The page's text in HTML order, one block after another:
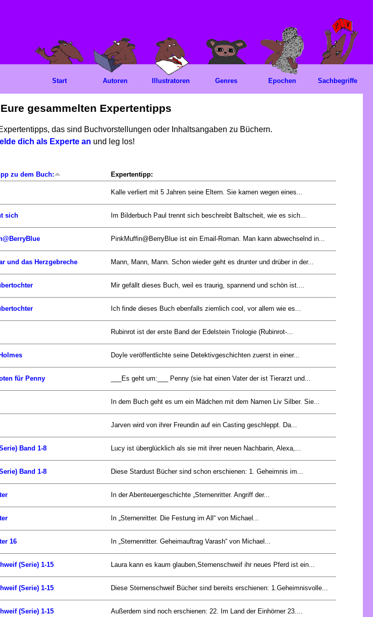
Eure gesammelten Expertentipps
das sind Buchvorstellungen oder Inhaltsangaben zu Büchern.
dich als Experte an und leg los!
zu dem Buch: Expertentipp:
Kalle verliert mit 5 Jahren seine Eltern. Sie kamen wegen eines...
sich Im Bilderbuch Paul trennt sich beschreibt Baltscheit, wie es sich...
PinkMuffin@BerryBlue ist ein Email-Roman. Man kann abwechselnd in...
und das Herzgebreche Mann, Mann, Mann. Schon wieder geht es drunter und drüber in der...
Mir gefällt dieses Buch, weil es traurig, spannend und schön ist....
Ich finde dieses Buch ebenfalls ziemlich cool, vor allem wie es...
Rubinrot ist der erste Band der Edelstein Triologie (Rubinrot-...
Doyle veröffentlichte seine Detektivgeschichten zuerst in einer...
für Penny ___Es geht um:___ Penny (sie hat einen Vater der ist Tierarzt und...
In dem Buch geht es um ein Mädchen mit dem Namen Liv Silber. Sie...
Jarven wird von ihrer Freundin auf ein Casting geschleppt. Da...
Band 1-8 Lucy ist überglücklich als sie mit ihrer neuen Nachbarin, Alexa,...
Band 1-8 Diese Stardust Bücher sind schon erschienen: 1. Geheimnis im...
In der Abenteuergeschichte „Sternenritter. Angriff der...
In „Sternenritter. Die Festung im All“ von Michael...
16 In „Sternenritter. Geheimauftrag Varash“ von Michael...
(Serie) 1-15 Laura kann es kaum glauben,Sternenschweif ihr neues Pferd ist ein...
(Serie) 1-15 Diese Sternenschweif Bücher sind bereits erschienen: 1.Geheimnisvolle...
(Serie) 1-15 Außerdem sind noch erschienen: 22. Im Land der Einhörner 23....
Start Autoren Illustratoren Genres Epochen Sachbegriffe